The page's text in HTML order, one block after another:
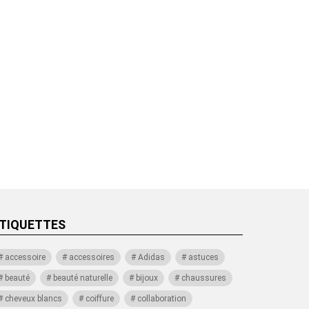
accessoire accessoires Adidas astuces
beauté beauté naturelle bijoux chaussures
cheveux blancs coiffure collaboration